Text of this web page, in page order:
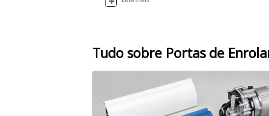
Tudo sobre Portas de